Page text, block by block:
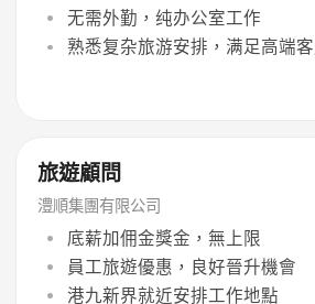
无需外勤，纯办公室工作
熟悉复杂旅游安排，满足高端
旅遊顧問
澧順集團有限公司
底薪加佣金獎金，無上限
員工旅遊優惠，良好晉升機會
港九新界就近安排工作地點